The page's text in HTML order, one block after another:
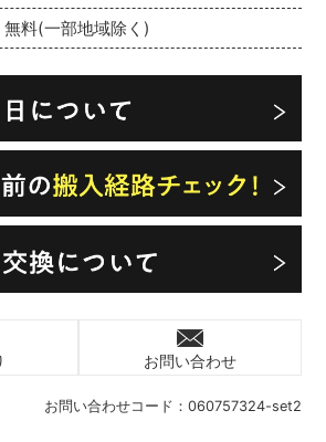
お問い合わせコード： 060757324-set2
料(一部地域除く)
お問い合わせ